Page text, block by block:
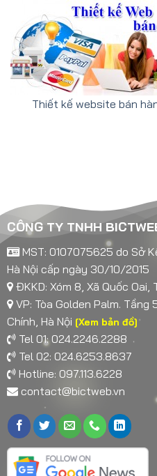
Thiết kế website bán
CÔNG TY TNHH
MST: 0107075625 do Sở
Hà Nội cấp ngày 30/10/2015
ĐKKD: Xóm 8, Xã Quốc Oai,
VP: Tòa Golden Palm. Tầng
Chính, Hà Nội [Xem bản đồ]
Tel 01: 024.2246.2288
Tel 02: 024.6253.8637
Hotline: 097.113.6228
contact@bictweb.vn